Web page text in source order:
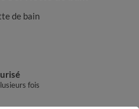
de bain
fois